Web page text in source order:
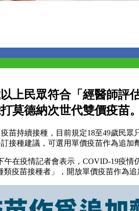
上民眾符合「經醫師
莫德納次世代雙價疫苗。
苗持續接種，目前規定18至49歲民
接種建議，可選用單價疫苗作為追加
在疫情記者會表示，COVID-19疫
疫苗接種者」，開放單價疫苗作為追